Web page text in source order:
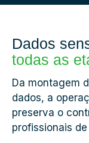
Dados
todas as
Da montagem
dados, a
preserva o
profissionais